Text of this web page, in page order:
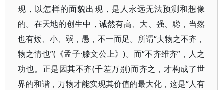
现，以怎样的面貌出现，是人永远无法预测和想像
的。在天地的创生中，诚然有高、大、强、聪，当然
也有矮、小、弱，愚，不一而足。所谓“夫物之不齐，
物之情也”(《孟子·滕文公上》)。而“不齐维齐”，人之
功也。正是因其不齐(千差万别)而齐之，才构成了世
界的和谐，万物才能实现其价值的最大化，这是“人有